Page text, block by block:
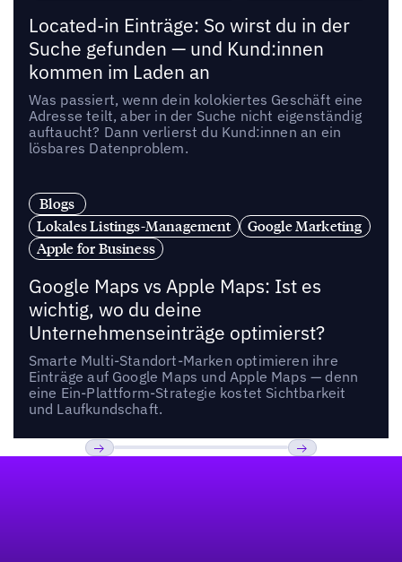
Located-in Einträge: So wirst du in der
Suche gefunden — und Kund:innen
kommen im Laden an
Was passiert, wenn dein kolokiertes Geschäft eine
Adresse teilt, aber in der Suche nicht eigenständig
auftaucht? Dann verlierst du Kund:innen an ein
lösbares Datenproblem.
Blogs
Lokales Listings-Management
Google Marketing
Apple for Business
Google Maps vs Apple Maps: Ist es
wichtig, wo du deine
Unternehmenseinträge optimierst?
Smarte Multi-Standort-Marken optimieren ihre
Einträge auf Google Maps und Apple Maps — denn
eine Ein-Plattform-Strategie kostet Sichtbarkeit
und Laufkundschaft.